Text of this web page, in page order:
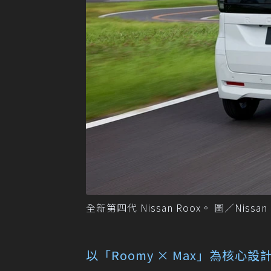
全新第四代 Nissan Roox。 圖／Nissan
以「Roomy × Max」為核心設